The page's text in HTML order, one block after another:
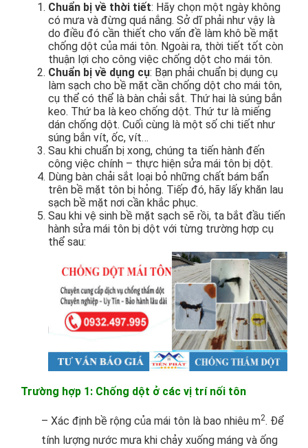
Chuẩn bị về thời tiết: Hãy chọn một ngày không
có mưa và đừng quá nắng. Sở dĩ phải như vậy là
do điều đó cần thiết cho vấn đề làm khô bề mặt
chống dột của mái tôn. Ngoài ra, thời tiết tốt còn
thuận lợi cho công việc chống dột cho mái tôn.
Chuẩn bị về dụng cụ: Bạn phải chuẩn bị dụng cụ
làm sạch cho bề mặt cần chống dột cho mái tôn,
cụ thể có thể là bàn chải sắt. Thứ hai là súng bắn
keo. Thứ ba là keo chống dột. Thứ tư là miếng
dán chống dột. Cuối cùng là một số chi tiết như
súng bắn vít, ốc, vít…
Sau khi chuẩn bị xong, chúng ta tiến hành đến
công việc chính – thực hiện sửa mái tôn bị dột.
Dùng bàn chải sắt loại bỏ những chất bám bẩn
trên bề mặt tôn bị hỏng. Tiếp đó, hãy lấy khăn lau
sạch bề mặt nơi cần khắc phục.
Sau khi vệ sinh bề mặt sạch sẽ rồi, ta bắt đầu tiến
hành sửa mái tôn bị dột với từng trường hợp cụ
thể sau:
Trường hợp 1: Chống dột ở các vị trí nối tôn
– Xác định bề rộng của mái tôn là bao nhiêu m2. Để
tính lượng nước mưa khi chảy xuống máng và ống